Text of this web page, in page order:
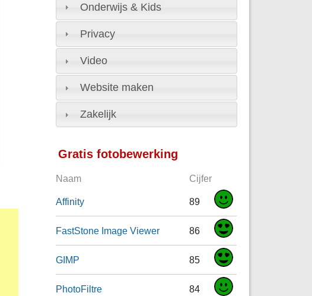
Onderwijs & Kids
Privacy
Video
Website maken
Zakelijk
Gratis fotobewerking
Naam Cijfer
Affinity 89
FastStone Image Viewer 86
GIMP 85
PhotoFiltre 84